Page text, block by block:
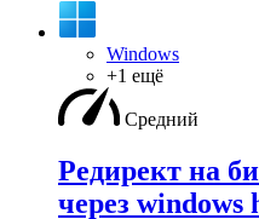
Windows
+1 ещё
Средний
Редирект на
через windows